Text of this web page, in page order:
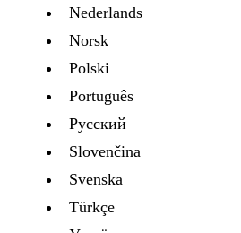
Nederlands
Norsk
Polski
Português
Русский
Slovenčina
Svenska
Türkçe